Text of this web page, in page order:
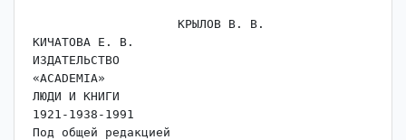
КИЧАТОВА Е. В.
ИЗДАТЕЛЬСТВО
«ACADEMIA»
ЛЮДИ И КНИГИ
1921-1938-1991
Под общей редакцией